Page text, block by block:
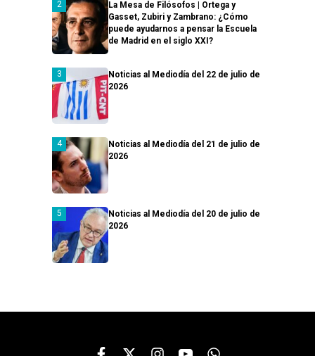
La Mesa de Filósofos | Ortega y
Gasset, Zubiri y Zambrano: ¿Cómo
puede ayudarnos a pensar la Escuela
de Madrid en el siglo XXI?
Noticias al Mediodía del 22 de julio de
2026
Noticias al Mediodía del 21 de julio de
2026
Noticias al Mediodía del 20 de julio de
2026